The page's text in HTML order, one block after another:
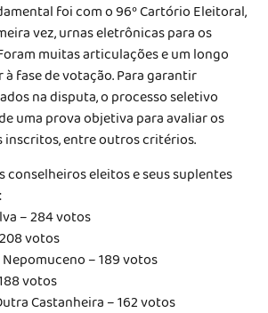
foi com o 96º Cartório Eleitoral,
vez, urnas eletrônicas para os
muitas articulações e um longo
fase de votação. Para garantir
na disputa, o processo seletivo
uma prova objetiva para avaliar os
entre outros critérios.
conselheiros eleitos e seus suplentes
– 284 votos
votos
– 189 votos
votos
Castanheira – 162 votos